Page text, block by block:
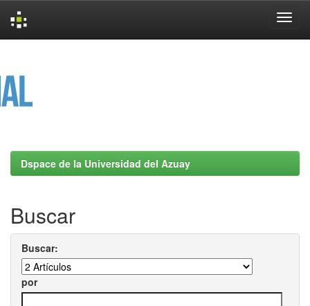
Dspace de la Universidad del Azuay
Buscar
Buscar:
por